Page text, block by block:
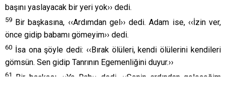
başını yaslayacak bir yeri yok›› dedi.
59 Bir başkasına, ‹‹Ardımdan gel›› dedi. Adam ise, ‹‹İzin ver,
önce gidip babamı gömeyim›› dedi.
60 İsa ona şöyle dedi: ‹‹Bırak ölüleri, kendi ölülerini kendileri
gömsün. Sen gidip Tanrının Egemenliğini duyur.››
61
Bir başkası, ‹‹Ya Rab›› dedi, ‹‹Senin ardından geleceğim